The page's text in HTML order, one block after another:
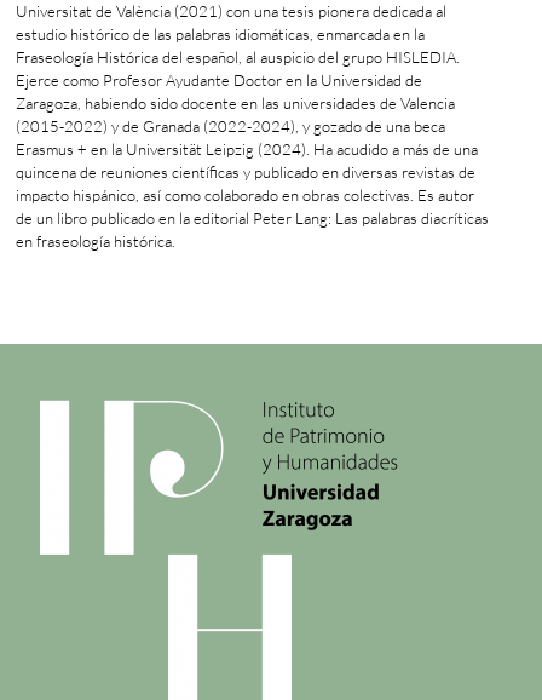
Universitat de València (2021) con una tesis pionera dedicada al
estudio histórico de las palabras idiomáticas, enmarcada en la
Fraseología Histórica del español, al auspicio del grupo HISLEDIA.
Ejerce como Profesor Ayudante Doctor en la Universidad de
Zaragoza, habiendo sido docente en las universidades de Valencia
(2015-2022) y de Granada (2022-2024), y gozado de una beca
Erasmus + en la Universität Leipzig (2024). Ha acudido a más de una
quincena de reuniones científicas y publicado en diversas revistas de
impacto hispánico, así como colaborado en obras colectivas. Es autor
de un libro publicado en la editorial Peter Lang: Las palabras diacríticas
en fraseología histórica.